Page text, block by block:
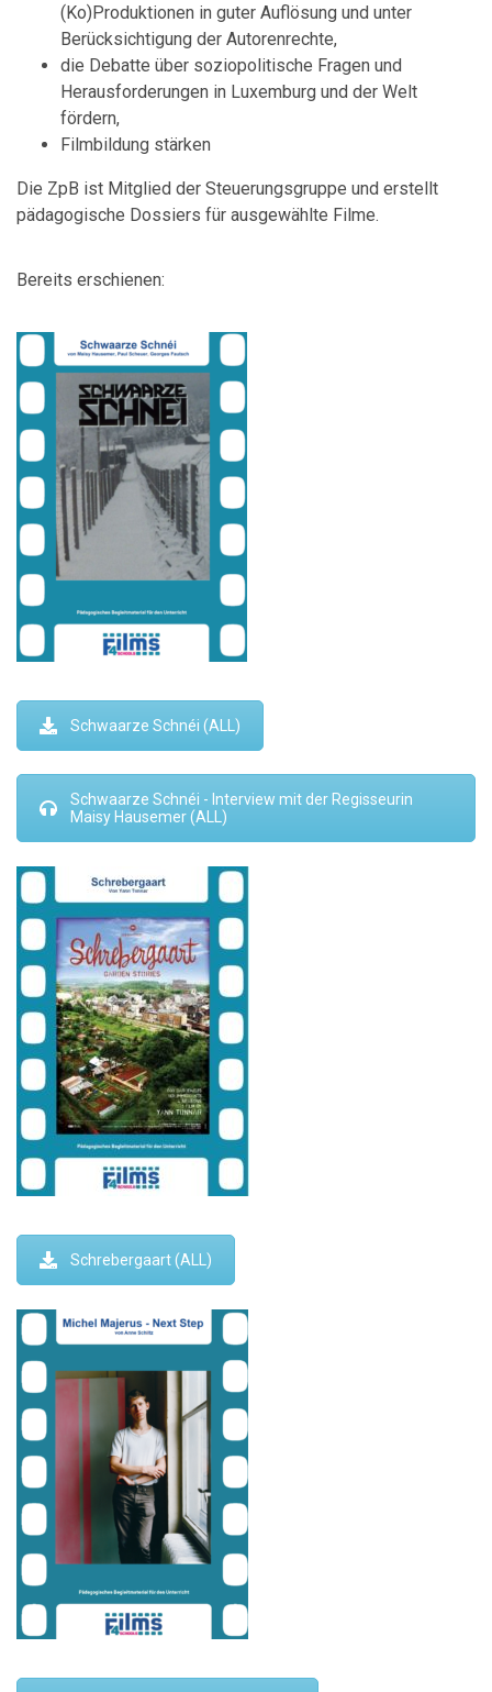
(Ko)Produktionen in guter Auflösung und unter
Berücksichtigung der Autorenrechte,
die Debatte über soziopolitische Fragen und
Herausforderungen in Luxemburg und der Welt
fördern,
Filmbildung stärken
Die ZpB ist Mitglied der Steuerungsgruppe und erstellt
pädagogische Dossiers für ausgewählte Filme.
Bereits erschienen:
Schwaarze Schnéi (ALL)
Schwaarze Schnéi - Interview mit der Regisseurin
Maisy Hausemer (ALL)
Schrebergaart (ALL)